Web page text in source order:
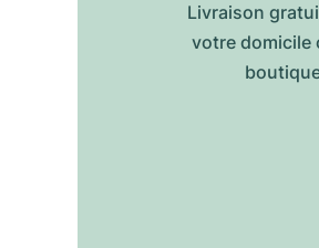
Livraison
votre domicile